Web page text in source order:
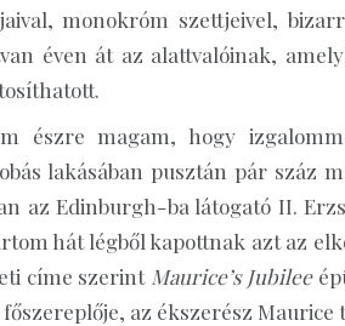
monokróm szettjeivel,
éven át az alattvalóinak,
észre magam, hogy
lakásában pusztán pár száz
az Edinburgh-ba látogató II.
hát légből kapottnak azt az
címe szerint Maurice’s Jubilee
az ékszerész